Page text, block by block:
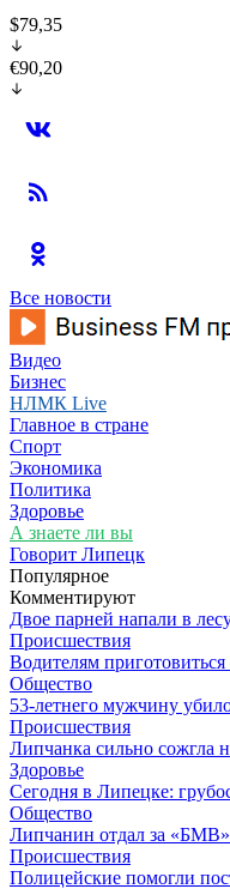
$79,35
€90,20
Все новости
Видео
Бизнес
НЛМК Live
Главное в стране
Спорт
Экономика
Политика
Здоровье
А знаете ли вы
Говорит Липецк
Популярное
Комментируют
Двое парней напали в
Происшествия
Водителям
Общество
53-летнего мужчину
Происшествия
Липчанка сильно сожгла
Здоровье
Сегодня в Липецке:
Общество
Липчанин отдал за «БМВ»
Происшествия
Полицейские помогли